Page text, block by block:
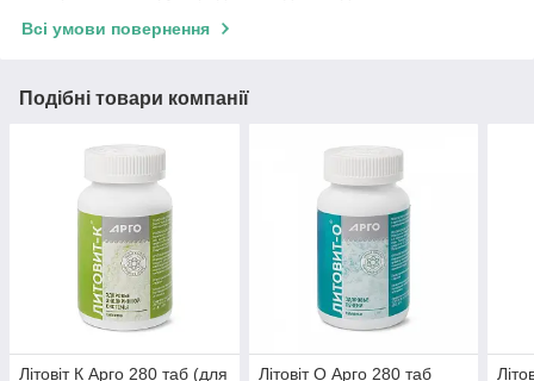
Всі умови повернення
Подібні товари компанії
Літовіт К Арго 280 таб (для
Літовіт О Арго 280 таб